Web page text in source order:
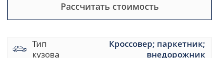
Рассчитать стоимость
Тип
кузова
Кроссовер; паркетник;
внедорожник